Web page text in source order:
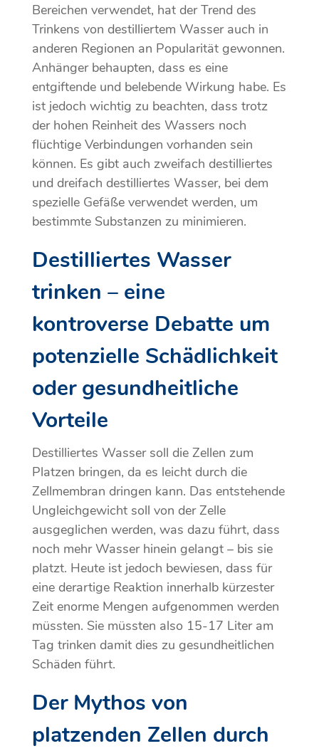
Bereichen verwendet, hat der Trend des
Trinkens von destilliertem Wasser auch in
anderen Regionen an Popularität gewonnen.
Anhänger behaupten, dass es eine
entgiftende und belebende Wirkung habe. Es
ist jedoch wichtig zu beachten, dass trotz
der hohen Reinheit des Wassers noch
flüchtige Verbindungen vorhanden sein
können. Es gibt auch zweifach destilliertes
und dreifach destilliertes Wasser, bei dem
spezielle Gefäße verwendet werden, um
bestimmte Substanzen zu minimieren.
Destilliertes Wasser
trinken – eine
kontroverse Debatte um
potenzielle Schädlichkeit
oder gesundheitliche
Vorteile
Destilliertes Wasser soll die Zellen zum
Platzen bringen, da es leicht durch die
Zellmembran dringen kann. Das entstehende
Ungleichgewicht soll von der Zelle
ausgeglichen werden, was dazu führt, dass
noch mehr Wasser hinein gelangt – bis sie
platzt. Heute ist jedoch bewiesen, dass für
eine derartige Reaktion innerhalb kürzester
Zeit enorme Mengen aufgenommen werden
müssten. Sie müssten also 15-17 Liter am
Tag trinken damit dies zu gesundheitlichen
Schäden führt.
Der Mythos von
platzenden Zellen durch